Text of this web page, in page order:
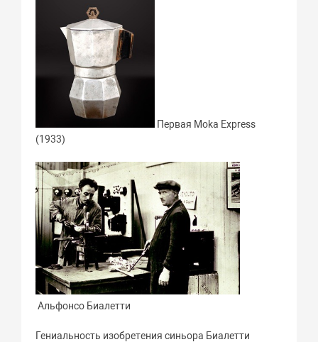
Первая Moka Express
(1933)
Альфонсо Биалетти
Гениальность изобретения синьора Биалетти